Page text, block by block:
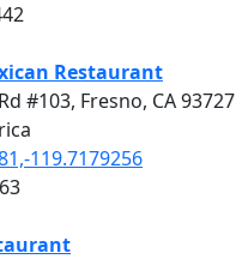
Restaurant
#103, Fresno, CA 93727
119.7179256